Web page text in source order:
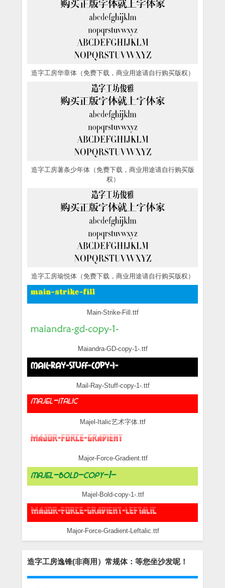
造字工房华章体（免费下载，商业用途请自行购买版权）
造字工房薯条少年体（免费下载，商业用途请自行购买版
权）
造字工房瑜悦体（免费下载，商业用途请自行购买版权）
Main-Strike-Fill.ttf
Maiandra-GD-copy-1-.ttf
Mail-Ray-Stuff-copy-1-.ttf
Majel-Italic艺术字体.ttf
Major-Force-Gradient.ttf
Majel-Bold-copy-1-.ttf
Major-Force-Gradient-Leftalic.ttf
造字工房逸锋(非商用）常规体：等您坐沙发呢！